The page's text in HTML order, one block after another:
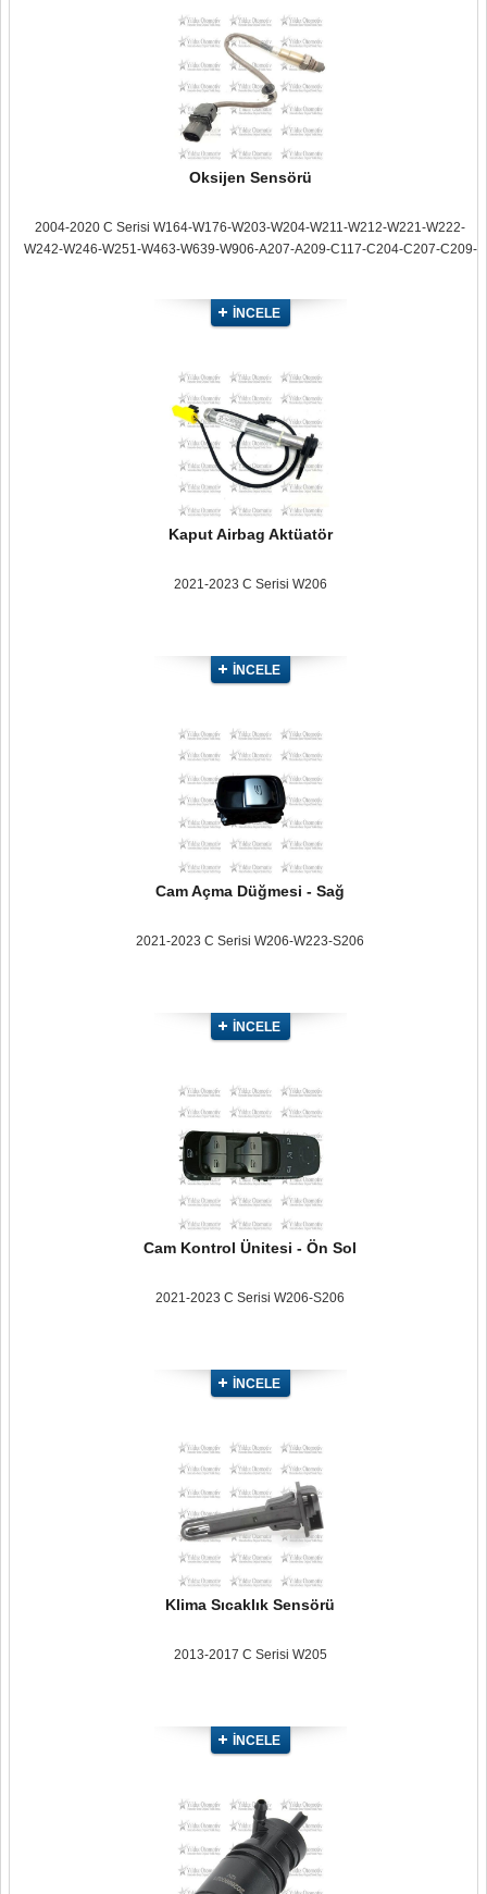
Oksijen Sensörü
2004-2020 C Serisi W164-W176-W203-W204-W211-W212-W221-W222-
W242-W246-W251-W463-W639-W906-A207-A209-C117-C204-C207-C209-
İNCELE
Kaput Airbag Aktüatör
2021-2023 C Serisi W206
İNCELE
Cam Açma Düğmesi - Sağ
2021-2023 C Serisi W206-W223-S206
İNCELE
Cam Kontrol Ünitesi - Ön Sol
2021-2023 C Serisi W206-S206
İNCELE
Klima Sıcaklık Sensörü
2013-2017 C Serisi W205
İNCELE